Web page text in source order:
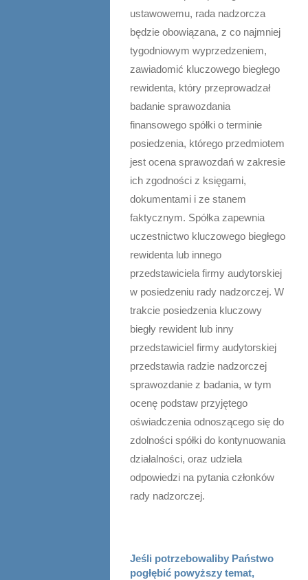
ustawowemu, rada nadzorcza
będzie obowiązana, z co najmniej
tygodniowym wyprzedzeniem,
zawiadomić kluczowego biegłego
rewidenta, który przeprowadzał
badanie sprawozdania
finansowego spółki o terminie
posiedzenia, którego przedmiotem
jest ocena sprawozdań w zakresie
ich zgodności z księgami,
dokumentami i ze stanem
faktycznym. Spółka zapewnia
uczestnictwo kluczowego biegłego
rewidenta lub innego
przedstawiciela firmy audytorskiej
w posiedzeniu rady nadzorczej. W
trakcie posiedzenia kluczowy
biegły rewident lub inny
przedstawiciel firmy audytorskiej
przedstawia radzie nadzorczej
sprawozdanie z badania, w tym
ocenę podstaw przyjętego
oświadczenia odnoszącego się do
zdolności spółki do kontynuowania
działalności, oraz udziela
odpowiedzi na pytania członków
rady nadzorczej.
Jeśli potrzebowaliby Państwo
pogłębić powyższy temat,